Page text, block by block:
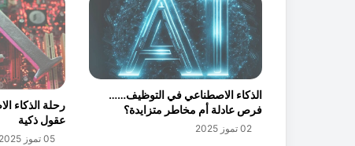
ا
م
ا
ل
الذكاء الاصطناعي في التوظيف……
فرص عادلة أم مخاطر متزايدة؟
02 تموز 2025
رحلة الذكاء
عقول ذكية
05 تموز 2025